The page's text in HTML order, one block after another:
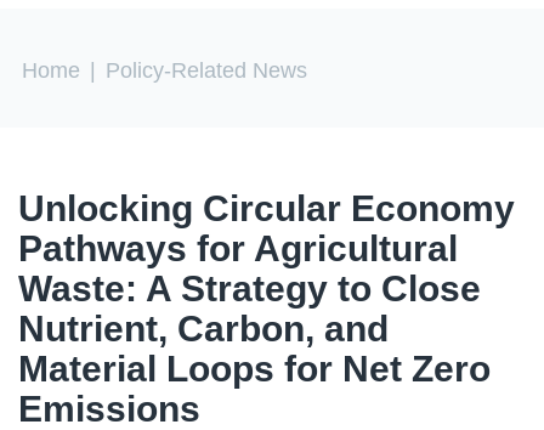
You are here
Home Policy-Related News
Unlocking Circular Economy
Pathways for Agricultural
Waste: A Strategy to Close
Nutrient, Carbon, and
Material Loops for Net Zero
Emissions